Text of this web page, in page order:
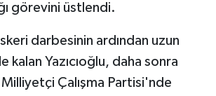
görevini üstlendi.
darbesinin ardından uzun
kalan Yazıcıoğlu, daha sonra
Çalışma Partisi'nde